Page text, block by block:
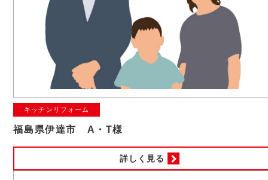
キッチンリフォーム
福島県伊達市 A・T様
詳しく見る